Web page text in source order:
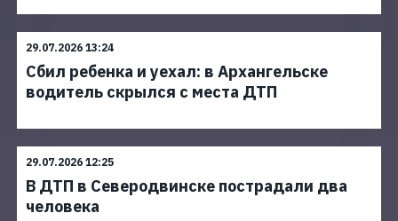
29.07.2026 13:24
Сбил ребенка и уехал: в Архангельске
водитель скрылся с места ДТП
29.07.2026 12:25
В ДТП в Северодвинске пострадали два
человека